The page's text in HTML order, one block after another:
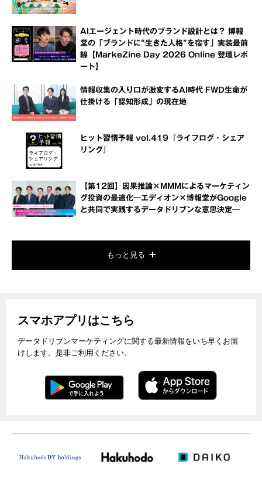
AIエージェント時代のブランド設計とは？ 博報
堂の「ブランドに“生きた人格”を宿す」実装最前
線【MarkeZine Day 2026 Online 登壇レポ
ート】
情報収集の入り口が激変するAI時代 FWD生命が
仕掛ける「認知形成」の現在地
ヒット習慣予報 vol.419『ライフログ・シェア
リング』
【第12回】因果推論×MMMによるマーケティン
グ投資の最適化―エディオン×博報堂がGoogle
と共同で実践するデータドリブンな意思決定―
もっと見る
スマホアプリはこちら
データドリブンマーケティングに関する最新情報をいち早くお届
けします。是非ご利用ください。